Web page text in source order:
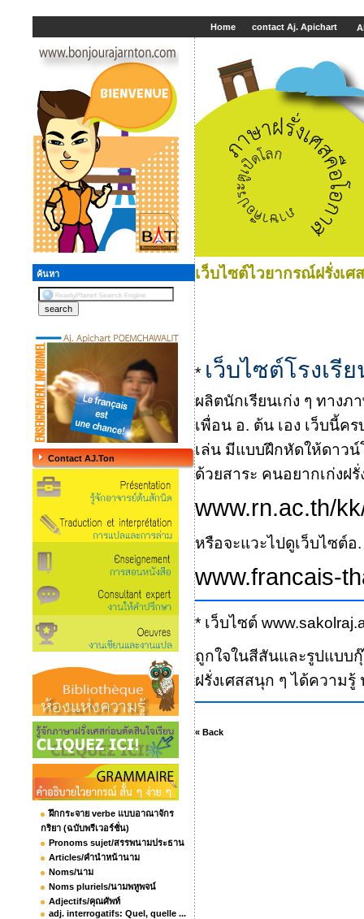
Home contact Aj. Apichart
ค้นหา
Contact AJ.Ton
ฝึกกระจาย verbe แบบอาณาจักร
กริยา (ฉบับพรีเวอร์ชั่น)
Pronoms sujet/สรรพนามประธาน
Articles/คำนำหน้านาม
Noms/นาม
Noms pluriels/นามพหูพจน์
Adjectifs/คุณศัพท์
adj. interrogatifs: Quel, quelle ...
เว็บไซต์ไวยากรณ์ฝรั่งเศ
* เว็บไซต์โรงเ
ผลิตนักเรียนเก่ง ๆ ทาง
เพื่อน อ. ต้น เอง เว็บนี้ค
เล่น มีแบบฝึกหัดให้ดาว
ด้วยสาระ คนอยากเก่งฝ
www.rn.ac.th/
หรือจะแวะไปดูเว็บไซต์อ
www.francais-
* เว็บไซต์
ถูกใจในสีสันและรูปแบบ
ฝรั่งเศสสนุก ๆ ได้ความ
« Back